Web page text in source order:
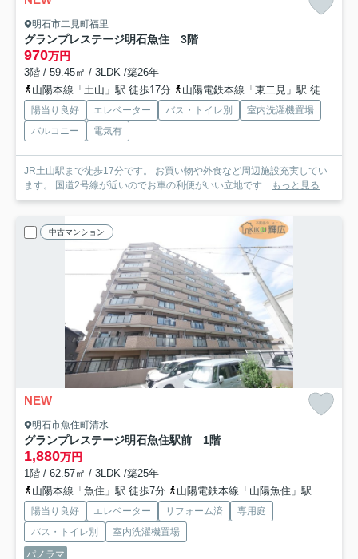
明石市二見町福里
グランプレステージ明石魚住 3階
970万円
3階 / 59.45㎡ / 3LDK /築26年
山陽本線「土山」駅 徒歩17分
山陽電鉄本線「東二見」駅 徒歩26分
陽当り良好 エレベーター バス・トイレ別
室内洗濯機置場
バルコニー
電気有
JR土山駅まで徒歩17分です。 お買い物や外食など周辺施設充実してい
ます。 国道2号線が近いのでお車の利便がいい立地です... もっと見る
中古マンション
NEW
明石市魚住町清水
グランプレステージ明石魚住駅前 1階
1,880万円
1階 / 62.57㎡ / 3LDK /築25年
山陽本線「魚住」駅 徒歩7分
山陽電鉄本線「山陽魚住」駅 徒歩20分
陽当り良好 エレベーター リフォーム済
専用庭
バス・トイレ別
室内洗濯機置場
パノラマ